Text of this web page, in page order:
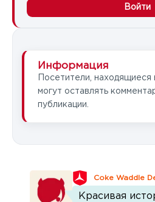
Войти
Информация
Посетители, находящиеся
могут оставлять
публикации.
Coke Waddle
Красивая